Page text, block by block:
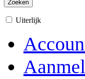
Zoeken
Uiterlijk